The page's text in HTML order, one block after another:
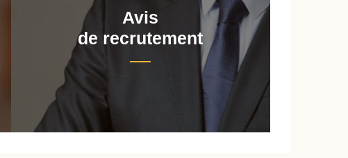
Avis
de recrutement